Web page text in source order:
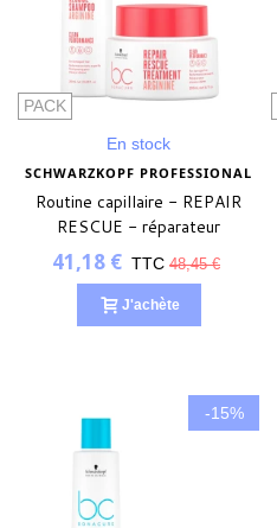
PACK
En stock
SCHWARZKOPF PROFESSIONAL
Routine capillaire - REPAIR
RESCUE - réparateur
41,18 € TTC 48,45 €
J'achète
-15%